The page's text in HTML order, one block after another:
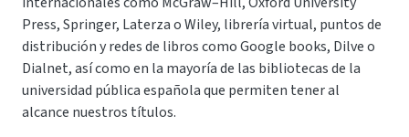
Press, Springer, Laterza o Wiley, librería virtual, puntos de
distribución y redes de libros como Google books, Dilve o
Dialnet, así como en la mayoría de las bibliotecas de la
universidad pública española que permiten tener al
alcance nuestros títulos.